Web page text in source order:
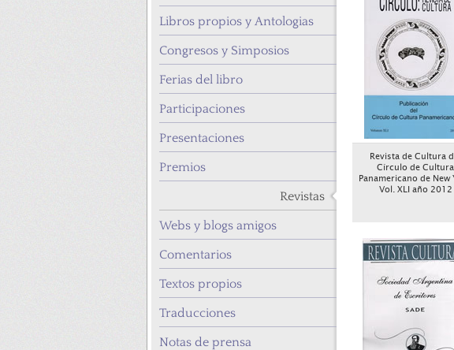
Libros propios y Antologias
Congresos y Simposios
Ferias del libro
Participaciones
Presentaciones
Premios
Revistas
Webs y blogs amigos
Comentarios
Textos propios
Traducciones
Notas de prensa
Revista de Cultura
Círculo de Cultura
Panamericano de New
Vol. XLI año 2012